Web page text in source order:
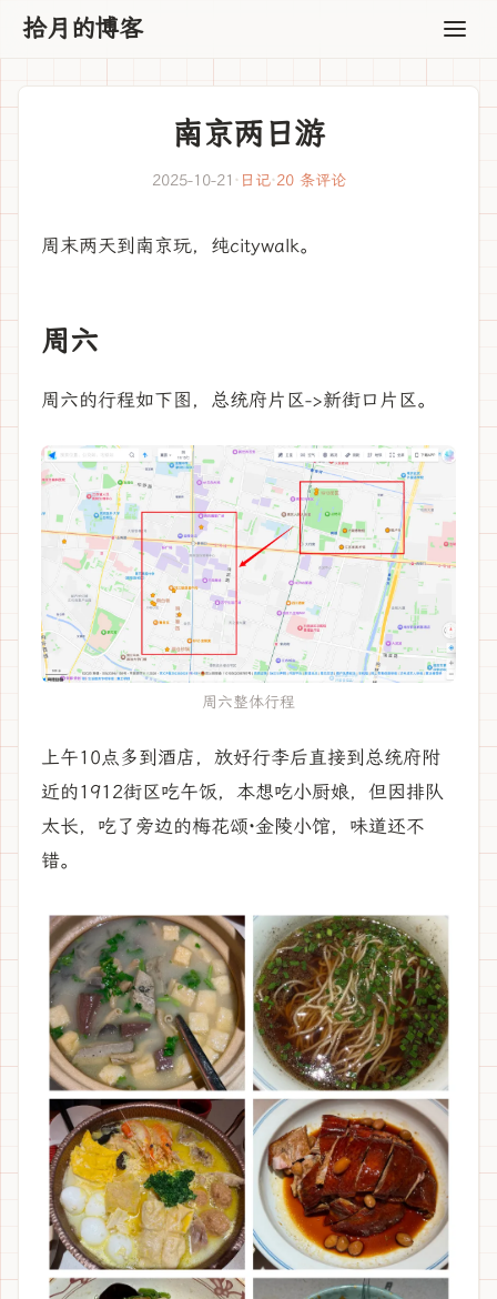
拾月的博客
南京两日游
2025-10-21 · 日记·20 条评论
周末两天到南京玩，纯citywalk。
周六
周六的行程如下图，总统府片区->新街口片区。
周六整体行程
上午10点多到酒店，放好行李后直接到总统府附
近的1912街区吃午饭，本想吃小厨娘，但因排队
太长，吃了旁边的梅花颂·金陵小馆，味道还不
错。